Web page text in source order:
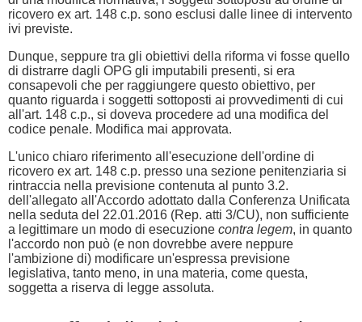
ricovero ex art. 148 c.p. sono esclusi dalle linee di intervento
ivi previste.
Dunque, seppure tra gli obiettivi della riforma vi fosse quello
di distrarre dagli OPG gli imputabili presenti, si era
consapevoli che per raggiungere questo obiettivo, per
quanto riguarda i soggetti sottoposti ai provvedimenti di cui
all'art. 148 c.p., si doveva procedere ad una modifica del
codice penale. Modifica mai approvata.
L'unico chiaro riferimento all'esecuzione dell'ordine di
ricovero ex art. 148 c.p. presso una sezione penitenziaria si
rintraccia nella previsione contenuta al punto 3.2.
dell'allegato all'Accordo adottato dalla Conferenza Unificata
nella seduta del 22.01.2016 (Rep. atti 3/CU), non sufficiente
a legittimare un modo di esecuzione contra legem, in quanto
l'accordo non può (e non dovrebbe avere neppure
l'ambizione di) modificare un'espressa previsione
legislativa, tanto meno, in una materia, come questa,
soggetta a riserva di legge assoluta.